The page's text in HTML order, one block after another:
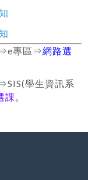
⇒e專區⇒網路選
學生資訊系
課 。